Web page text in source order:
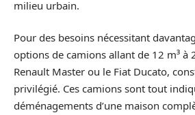
milieu urbain.
Pour des besoins nécessitant
options de camions allant de 12 m³ à
Renault Master ou le Fiat Ducato,
privilégié. Ces camions sont tout
déménagements d’une maison